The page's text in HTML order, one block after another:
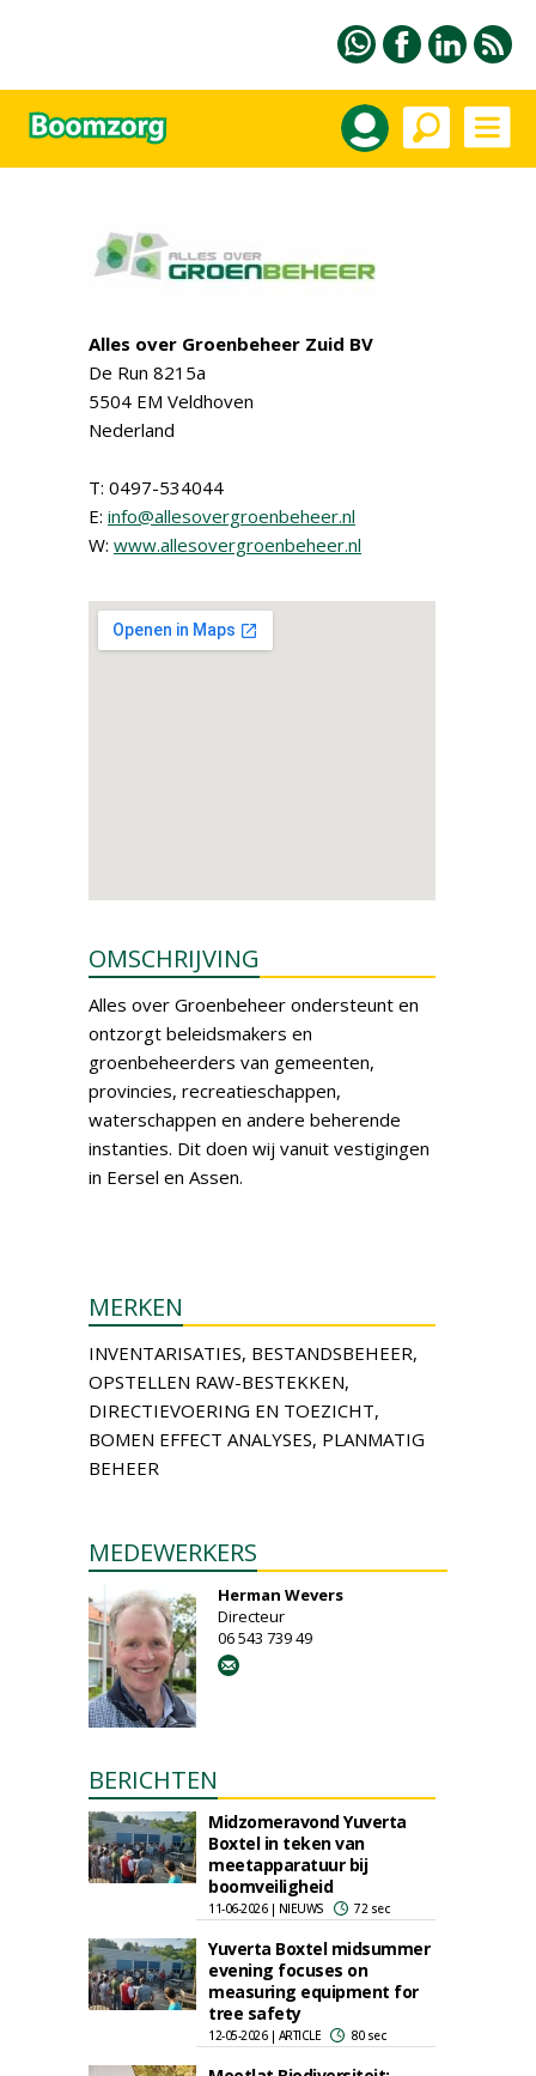
Alles over Groenbeheer Zuid BV
De Run 8215a
5504 EM Veldhoven
Nederland
T: 0497-534044
E: info@allesovergroenbeheer.nl
W: www.allesovergroenbeheer.nl
OMSCHRIJVING
Alles over Groenbeheer ondersteunt en
ontzorgt beleidsmakers en
groenbeheerders van gemeenten,
provincies, recreatieschappen,
waterschappen en andere beherende
instanties. Dit doen wij vanuit vestigingen
in Eersel en Assen.
MERKEN
INVENTARISATIES, BESTANDSBEHEER,
OPSTELLEN RAW-BESTEKKEN,
DIRECTIEVOERING EN TOEZICHT,
BOMEN EFFECT ANALYSES, PLANMATIG
BEHEER
MEDEWERKERS
Herman Wevers
Directeur
06 543 739 49
BERICHTEN
Midzomeravond Yuverta
Boxtel in teken van
meetapparatuur bij
boomveiligheid
11-06-2026 | NIEUWS 72 sec
Yuverta Boxtel midsummer
evening focuses on
measuring equipment for
tree safety
12-05-2026 | ARTICLE 80 sec